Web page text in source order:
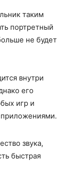
таким
портретный
не будет
внутри
его
игр и
звука,
быстрая